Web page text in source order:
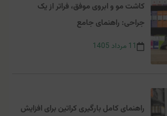
کاشت مو و ابروی موفق، فراتر از یک
جراحی: راهنمای جامع
11 مرداد 1405
راهنمای کامل بارگیری کراتین برای افزایش